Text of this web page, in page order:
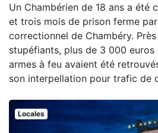
Un Chambérien de 18 ans a été
et trois mois de prison ferme
correctionnel de Chambéry.
stupéfiants, plus de 3 000 euros
armes à feu avaient été
son interpellation pour trafic de
Locales